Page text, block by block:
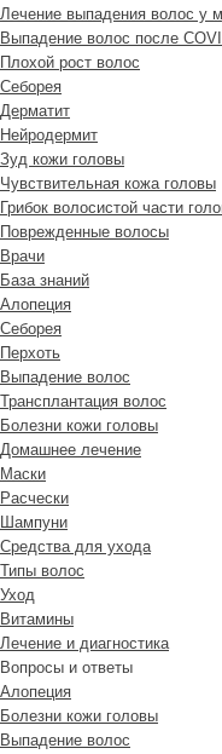
Лечение выпадения волос у
Выпадение волос после
Плохой рост волос
Cеборея
Дерматит
Нейродермит
Зуд кожи головы
Чувствительная кожа головы
Грибок волосистой части
Поврежденные волосы
Врачи
База знаний
Алопеция
Себорея
Перхоть
Выпадение волос
Трансплантация волос
Болезни кожи головы
Домашнее лечение
Маски
Расчески
Шампуни
Средства для ухода
Типы волос
Уход
Витамины
Лечение и диагностика
Вопросы и ответы
Алопеция
Болезни кожи головы
Выпадение волос